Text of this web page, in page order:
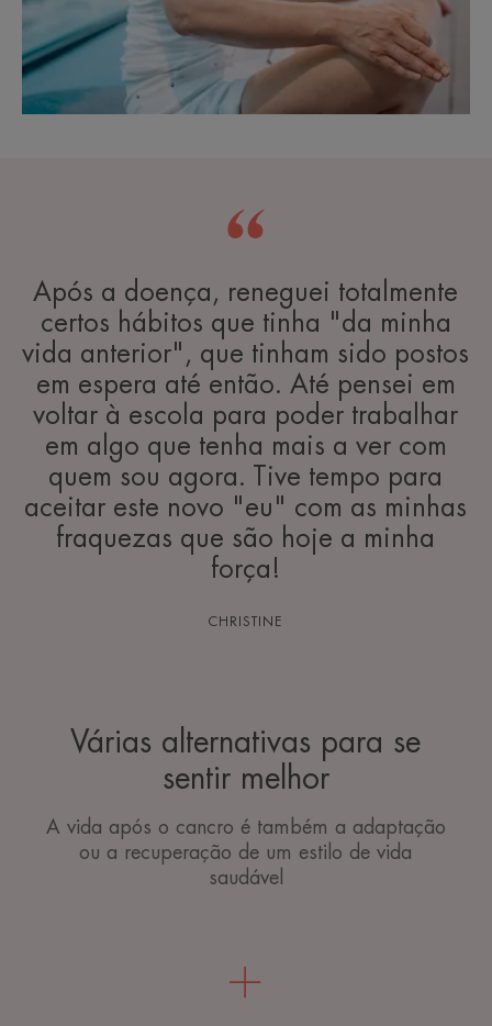
Após a doença, reneguei totalmente
certos hábitos que tinha "da minha
vida anterior", que tinham sido postos
em espera até então. Até pensei em
voltar à escola para poder trabalhar
em algo que tenha mais a ver com
quem sou agora. Tive tempo para
aceitar este novo "eu" com as minhas
fraquezas que são hoje a minha
força!
CHRISTINE
Várias alternativas para se
sentir melhor
A vida após o cancro é também a adaptação
ou a recuperação de um estilo de vida
saudável